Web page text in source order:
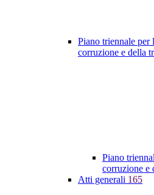
Piano triennale per
corruzione e della
Piano
corruzione e
Atti generali 165